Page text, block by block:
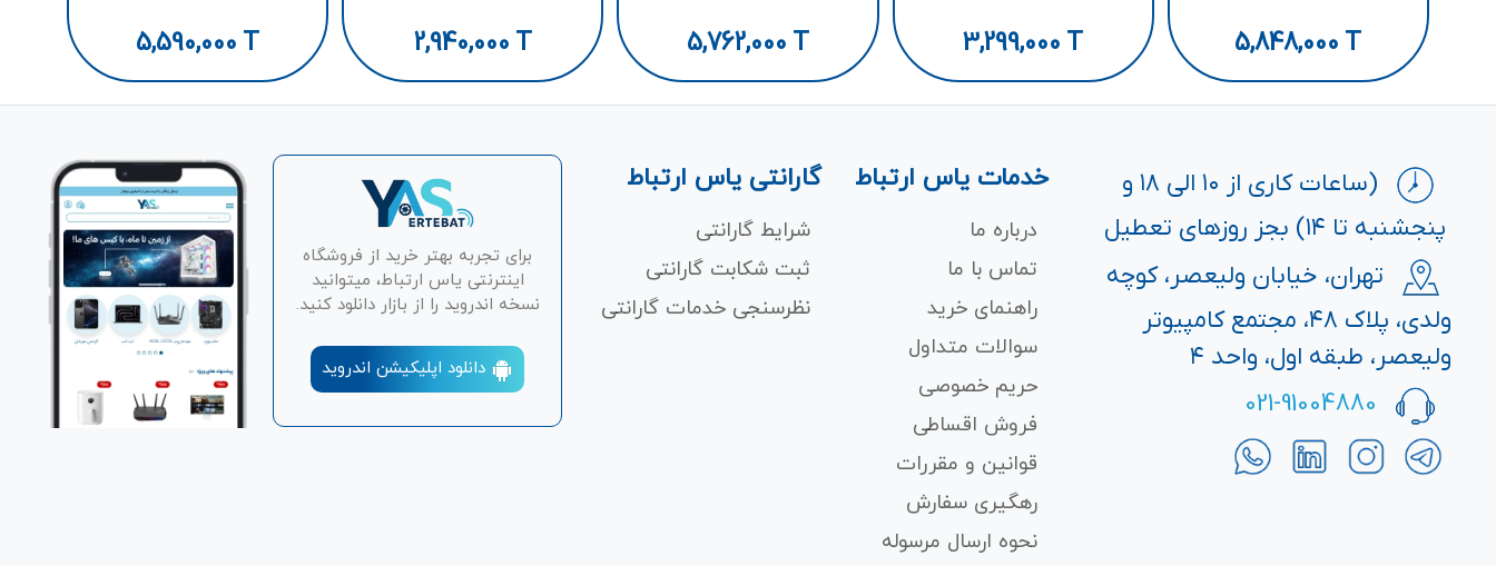
5,848,000 T
3,299,000 T
5,762,000 T
2,940,000 T
5,590,000 T
(ساعات کاری از ۱۰ الی ۱۸ و
پنجشنبه تا ۱۴) بجز روزهای تعطیل
تهران، خیابان ولیعصر، کوچه
ولدی، پلاک ۴۸، مجتمع کامپیوتر
ولیعصر، طبقه اول، واحد ۴
021-91004880
خدمات یاس ارتباط
درباره ما
تماس با ما
راهنمای خرید
سوالات متداول
حریم خصوصی
فروش اقساطی
قوانین و مقررات
رهگیری سفارش
نحوه ارسال مرسوله
گارانتی یاس ارتباط
شرایط گارانتی
ثبت شکابت‌ گارانتی
نظرسنجی خدمات گارانتی
برای تجربه بهتر خرید از فروشگاه
اینترنتی یاس ارتباط، میتوانید
نسخه اندروید را از بازار دانلود کنید.
دانلود اپلیکیشن اندروید